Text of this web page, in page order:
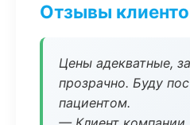
Отзывы
Цены адекватные,
прозрачно. Буду
пациентом.